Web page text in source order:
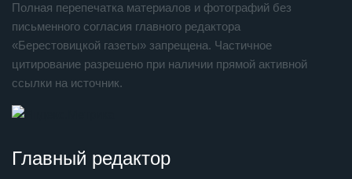
Полная перепечатка материалов и фотографий без
письменного согласия главного редактора
«Берестовицкой газеты» запрещена. Частичное
цитирование разрешено при наличии прямой активной
ссылки на источник.
Главный редактор